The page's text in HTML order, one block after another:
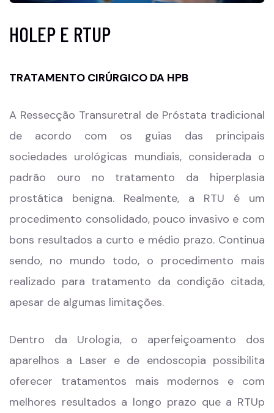
HOLEP E RTUP
TRATAMENTO CIRÚRGICO DA HPB
A Ressecção Transuretral de Próstata tradicional
de acordo com os guias das principais
sociedades urológicas mundiais, considerada o
padrão ouro no tratamento da hiperplasia
prostática benigna. Realmente, a RTU é um
procedimento consolidado, pouco invasivo e com
bons resultados a curto e médio prazo. Continua
sendo, no mundo todo, o procedimento mais
realizado para tratamento da condição citada,
apesar de algumas limitações.
Dentro da Urologia, o aperfeiçoamento dos
aparelhos a Laser e de endoscopia possibilita
oferecer tratamentos mais modernos e com
melhores resultados a longo prazo que a RTUp